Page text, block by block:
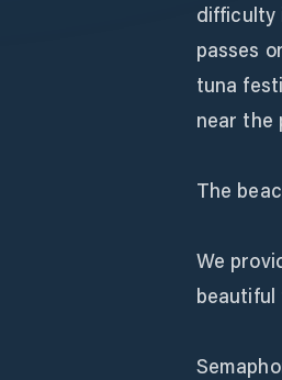
difficulty
passes
tuna
near the
The
We
beautiful